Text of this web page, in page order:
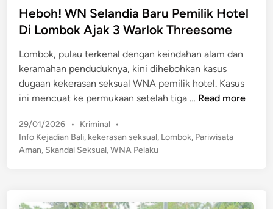
T
e
d
a
m
p
r
D
s
t
d
i
n
Heboh! WN Selandia Baru Pemilik Hotel
Di Lombok Ajak 3 Warlok Threesome
Lombok, pulau terkenal dengan keindahan alam dan
keramahan penduduknya, kini dihebohkan kasus
dugaan kekerasan seksual WNA pemilik hotel. Kasus
ini mencuat ke permukaan setelah tiga … H
o
N
Read more
29/01/2026 •
P
o
s
i
Kriminal •
Info Kejadian Bali, kekerasan seksual, Lombok, Pariwisata
Aman, Skandal Seksual,WNA Pelaku